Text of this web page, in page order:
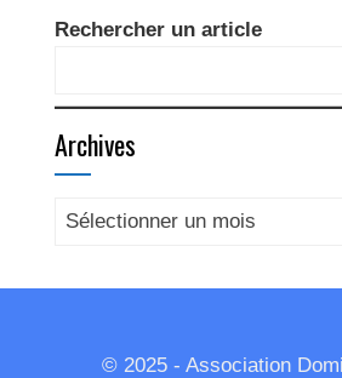
Rechercher un article
Archives
Archives
© 2025 - Association